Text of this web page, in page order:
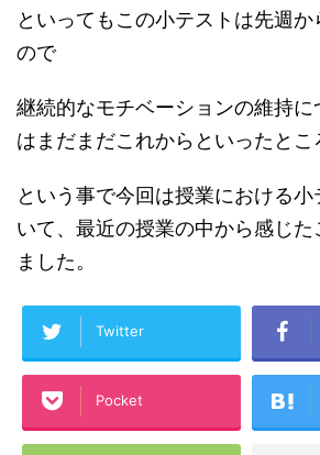
といってもこの小テストは先週
ので
継続的なモチベーションの維持
はまだまだこれからといったとこ
という事で今回は授業における
いて、最近の授業の中から感じ
ました。
Twitter
Pocket